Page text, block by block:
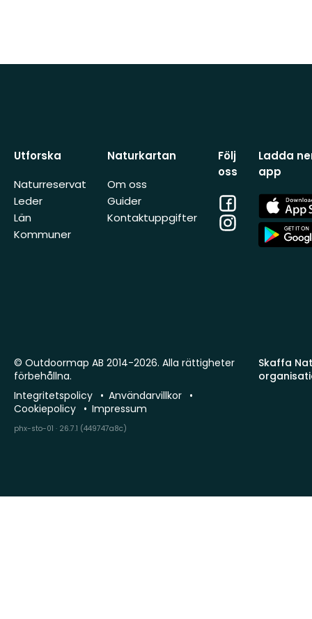
Utforska
Naturreservat
Leder
Län
Kommuner
Naturkartan
Om oss
Guider
Kontaktuppgifter
Följ
oss
Facebook
Instagram
Ladda
app
App
Store
App
Store
Skaffa
© Outdoormap AB 2014-2026. Alla rättigheter
förbehållna.
Integritetspolicy
Användarvillkor
Cookiepolicy
Impressum
phx-sto-01 · 26.7.1 (449747a8c)